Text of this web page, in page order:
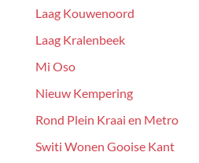
Laag Kouwenoord
Laag Kralenbeek
Mi Oso
Nieuw Kempering
Rond Plein Kraai en Metro
Switi Wonen Gooise Kant